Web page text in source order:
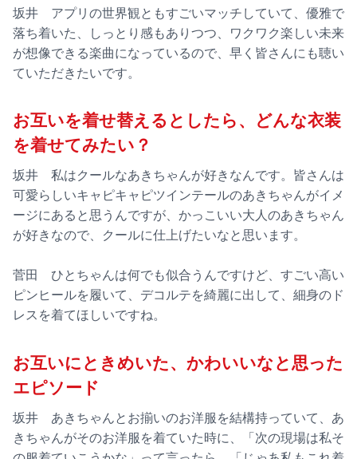
坂井 アプリの世界観ともすごいマッチしていて、優雅で
落ち着いた、しっとり感もありつつ、ワクワク楽しい未来
が想像できる楽曲になっているので、早く皆さんにも聴い
ていただきたいです。
お互いを着せ替えるとしたら、どんな衣装
を着せてみたい？
坂井 私はクールなあきちゃんが好きなんです。皆さんは
可愛らしいキャピキャピツインテールのあきちゃんがイメ
ージにあると思うんですが、かっこいい大人のあきちゃん
が好きなので、クールに仕上げたいなと思います。
菅田 ひとちゃんは何でも似合うんですけど、すごい高い
ピンヒールを履いて、デコルテを綺麗に出して、細身のド
レスを着てほしいですね。
お互いにときめいた、かわいいなと思った
エピソード
坂井 あきちゃんとお揃いのお洋服を結構持っていて、あ
きちゃんがそのお洋服を着ていた時に、「次の現場は私そ